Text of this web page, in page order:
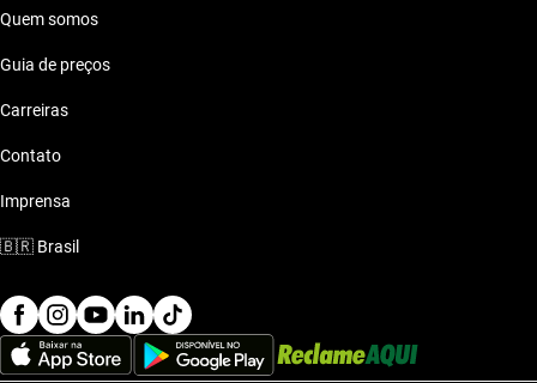
Quem somos
Guia de preços
Carreiras
Contato
Imprensa
🇧🇷 Brasil